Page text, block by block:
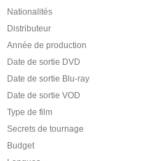
Nationalités
Distributeur
Année de production
Date de sortie DVD
Date de sortie Blu-ray
Date de sortie VOD
Type de film
Secrets de tournage
Budget